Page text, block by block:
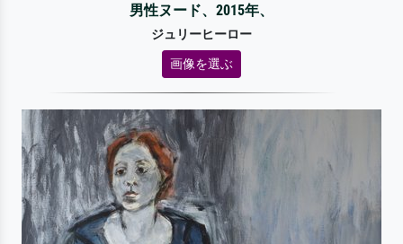
男性ヌード、2015年、
ジュリーヒーロー
画像を選ぶ